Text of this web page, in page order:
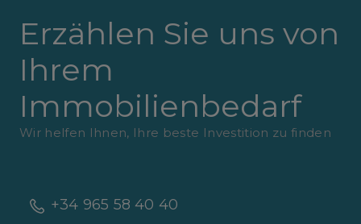
Erzählen Sie uns von
Ihrem
Immobilienbedarf
Wir helfen Ihnen, Ihre beste Investition zu finden
+34 965 58 40 40